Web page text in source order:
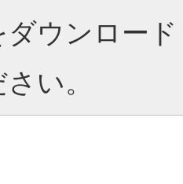
ダウンロー
い。